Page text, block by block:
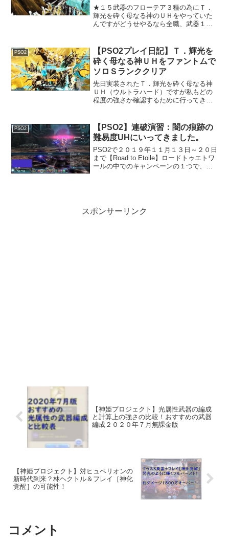
★１５武器のフローテア３種の為にＴ．
輝光を砕く母なる神のＵＨをやっていた
んですがどうせやるなら全職、武器１種
Ｔ．輝光を砕く母なる神のクリアに困っ
ている方や暇つぶしになれば...
PSO2
【PSO2プレイ日記】Ｔ．輝光を
砕く母なる神ＵＨをファントムで
ソロＳランククリア
先日実装されたＴ．輝光を砕く母なる神
ＵＨ（ウルトラハード）ですが私もどの
程度の強さか確認するために行ってきま
す。結果発表！１６分４８秒でした。今
回は★１５武器アトライク...
PSO2
【PSO2】連破演習：闇の痕跡の
難易度UHにいってきました。
PSO2で２０１９年１１月１３日～２０日
まで【Road to Etoile】ロードトゥエトワ
ールの中でのキャンペーンの１つで、特
スポンサーリンク
【神姫プロジェクト】光属性武器の編成
と計算上の強さの比較！おすすめの武器
編成２０２０年７月無課金版
【神姫プロジェクト】対ヒュペリオンの
新時代到来？林ヘクトル＆フレイ［神化
覚醒］の可能性！
コメント